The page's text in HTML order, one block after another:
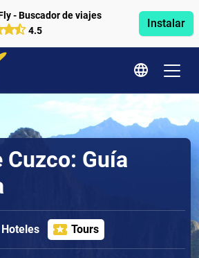
- Buscador de viajes
4.5
Instalar
Cuzco: Guía
Hoteles Tours